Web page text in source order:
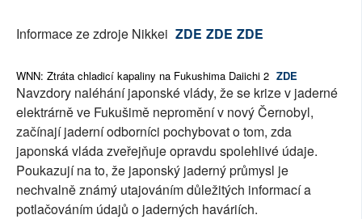
Informace ze zdroje Nikkei ZDE ZDE ZDE
WNN: Ztráta chladicí kapaliny na Fukushima Daiichi 2 ZDE
Navzdory naléhání japonské vlády, že se krize v jaderné
elektrárně ve Fukušimě nepromění v nový Černobyl,
začínají jaderní odborníci pochybovat o tom, zda
japonská vláda zveřejňuje opravdu spolehlivé údaje.
Poukazují na to, že japonský jaderný průmysl je
nechvalně známý utajováním důležitých informací a
potlačováním údajů o jaderných haváriích.